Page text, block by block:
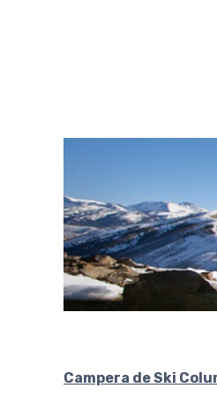
Campera de Ski